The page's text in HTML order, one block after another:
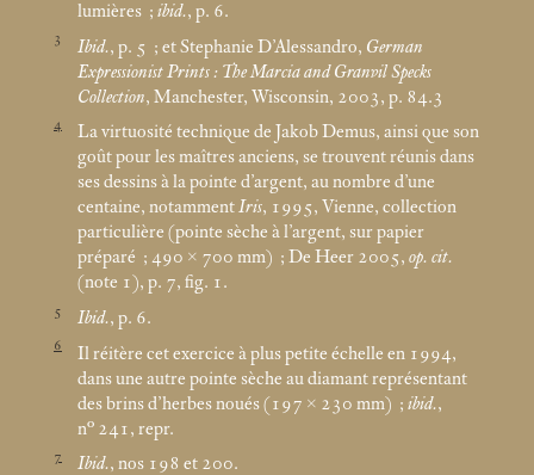
lumières ; ibid., p. 6.
3 Ibid., p. 5 ; et Stephanie D’Alessandro, German
Expressionist Prints : The Marcia and Granvil Specks
Collection, Manchester, Wisconsin, 2003, p. 84.3
4
La virtuosité technique de Jakob Demus, ainsi que son
goût pour les maîtres anciens, se trouvent réunis dans
ses dessins à la pointe d’argent, au nombre d’une
centaine, notammentIris, 1995, Vienne, collection
particulière (pointe sèche à l’argent, sur papier
préparé ; 490 × 700 mm) ; De Heer 2005, op. cit.
(note 1), p. 7, fig. 1.
5 Ibid., p. 6.
6
Il réitère cet exercice à plus petite échelle en 1994,
dans une autre pointe sèche au diamant représentant
des brins d’herbes noués (197 × 230 mm) ; ibid.,
n° 241, repr.
7 Ibid., nos 198 et 200.